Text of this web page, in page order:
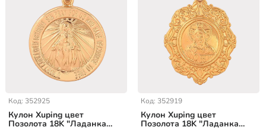
Код: 352925
Кулон Xuping цвет
Позолота 18K "Ладанка
Код: 352919
Кулон Xuping цвет
Позолота 18K "Ладанка